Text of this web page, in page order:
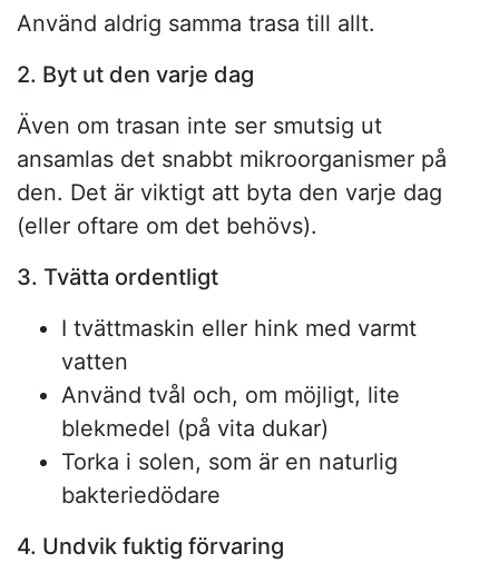
Använd aldrig samma trasa till allt.
2. Byt ut den varje dag
Även om trasan inte ser smutsig ut
ansamlas det snabbt mikroorganismer på
den. Det är viktigt att byta den varje dag
(eller oftare om det behövs).
3. Tvätta ordentligt
I tvättmaskin eller hink med varmt
vatten
Använd tvål och, om möjligt, lite
blekmedel (på vita dukar)
Torka i solen, som är en naturlig
bakteriedödare
4. Undvik fuktig förvaring